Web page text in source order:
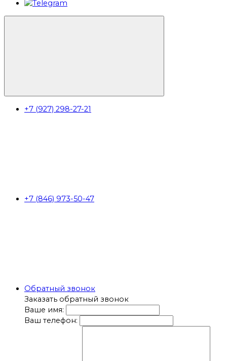
+7 (927) 298-27-21
+7 (846) 973-50-47
Обратный звонок
Заказать обратный звонок
Ваше имя:
Ваш телефон: